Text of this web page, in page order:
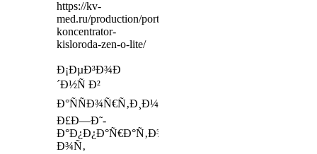
https://kv-
med.ru/production/portativnyj-
koncentrator-
kisloroda-zen-o-lite/
Ð¡ÐµÐ³Ð¾Ð
´Ð½Ñ Ð²
Ð°ÑÑÐ¾Ñ€Ñ‚Ð¸Ð¼ÐµÐ½Ñ‚Ðµ
Ð£Ð—Ð˜-
Ð°Ð¿Ð¿Ð°Ñ€Ð°Ñ‚Ð¾Ð²
Ð¾Ñ‚